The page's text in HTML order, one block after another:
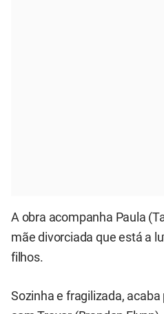
A obra acompanha Paula
mãe divorciada que está a
filhos.
Sozinha e fragilizada,